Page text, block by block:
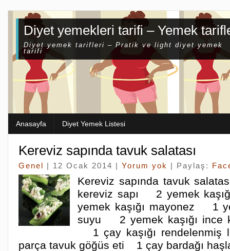
Diyet yemekleri tarifi – Yemek
Diyet yemek tarifleri – Pratik ve light diyet yemek
tarifi
Anasayfa Diyet Yemek Listesi
Kereviz sapında tavuk salatası
Genel | 12 Ocak 2014 | Yorum yok | Paylaş:
Kereviz sapında tavuk
kereviz sapı 2 yemek
yemek kaşığı mayonez 1
suyu 2 yemek kaşığı ince
1 çay kaşığı
parça tavuk göğüs eti 1 çay bardağı